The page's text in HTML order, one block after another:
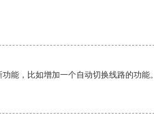
能，比如增加一个自动切换线路的功能。